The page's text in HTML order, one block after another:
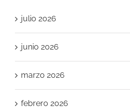
julio 2026
junio 2026
marzo 2026
febrero 2026